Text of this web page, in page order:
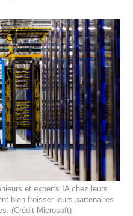
et experts IA chez leurs
bien froisser leurs partenaires
(Crédit Microsoft)